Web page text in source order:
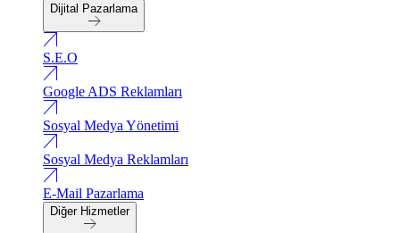
Dijital Pazarlama
S.E.O
Google ADS Reklamları
Sosyal Medya Yönetimi
Sosyal Medya Reklamları
E-Mail Pazarlama
Diğer Hizmetler